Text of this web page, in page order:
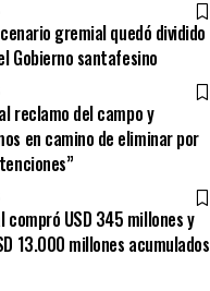
gremial quedó dividido
Gobierno santafesino
reclamo del campo y
en camino de eliminar por
compró USD 345 millones y
13.000 millones acumulados